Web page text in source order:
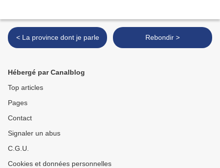
< La province dont je parle Rebondir >
Hébergé par Canalblog
Top articles
Pages
Contact
Signaler un abus
C.G.U.
Cookies et données personnelles